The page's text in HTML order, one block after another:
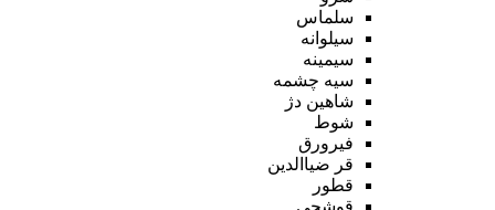
سلماس
سیلوانه
سیمینه
سیه چشمه
شاهین دژ
شوط
فیرورق
قر ضیاالدین
قطور
قوشچی